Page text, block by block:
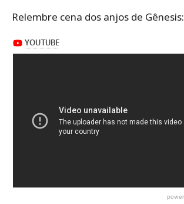
Relembre cena dos anjos de Gênesis: